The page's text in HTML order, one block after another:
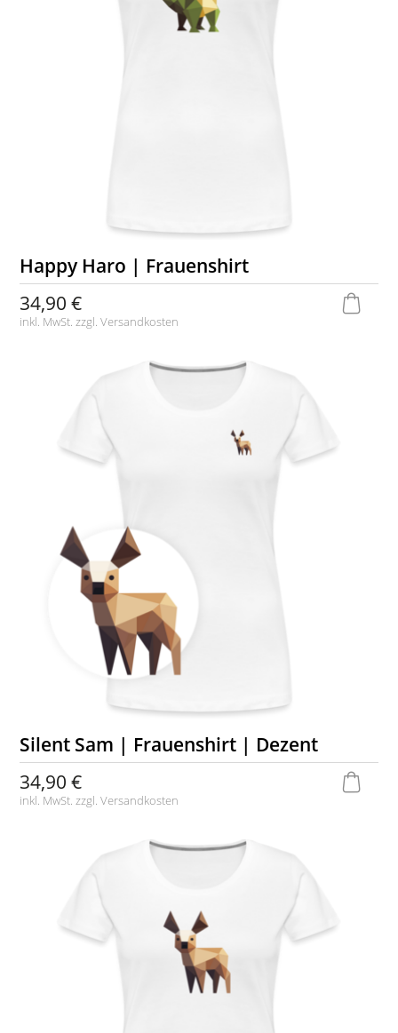
Happy Haro | Frauenshirt
34,90 €
inkl. MwSt. zzgl.Versandkosten
Silent Sam | Frauenshirt | Dezent
34,90 €
inkl. MwSt. zzgl.Versandkosten